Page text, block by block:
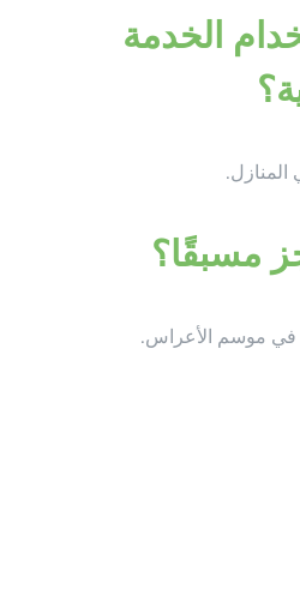
الخدمة
مسبقًا؟
في موسم الأعراس.